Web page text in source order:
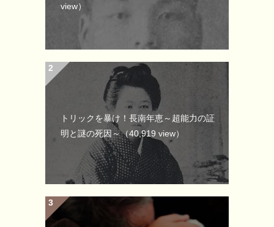
view）
トリックを暴け！長南年恵～超能力の証
明と謎の死因～（40,919 view）